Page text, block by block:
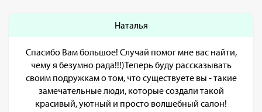
Наталья
Спасибо Вам большое! Случай помог мне вас найти,
чему я безумно рада!!!)Теперь буду рассказывать
своим подружкам о том, что существуете вы - такие
замечательные люди, которые создали такой
красивый, уютный и просто волшебный салон!